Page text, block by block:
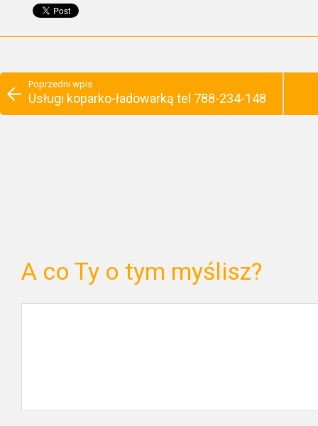
Poprzedni wpis
Usługi koparko-ładowarką tel 788-234-148
A co Ty o tym myślisz?